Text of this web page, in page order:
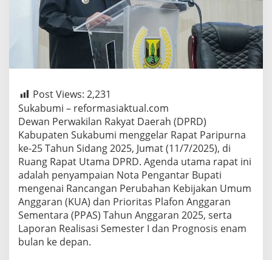
Post Views: 2,231
Sukabumi – reformasiaktual.com
Dewan Perwakilan Rakyat Daerah (DPRD)
Kabupaten Sukabumi menggelar Rapat Paripurna
ke-25 Tahun Sidang 2025, Jumat (11/7/2025), di
Ruang Rapat Utama DPRD. Agenda utama rapat ini
adalah penyampaian Nota Pengantar Bupati
mengenai Rancangan Perubahan Kebijakan Umum
Anggaran (KUA) dan Prioritas Plafon Anggaran
Sementara (PPAS) Tahun Anggaran 2025, serta
Laporan Realisasi Semester I dan Prognosis enam
bulan ke depan.